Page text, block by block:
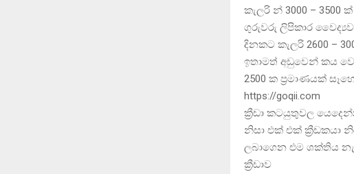
කැලරි න් 3000 – 3500
ගුරුවරු ලිපිකාර
දිනකට කැලරි 2600 –
ඉතාමත් අඩුවෙන් කය
2500 ක ප්‍රමාණයක්
https://goqii.com
ක්‍රීඩා කටයුතුවල
නිසා එක් එක් ක්‍රීඩකයා
ලබාගෙන එම ශක්තිය
ක්‍රීඩාව